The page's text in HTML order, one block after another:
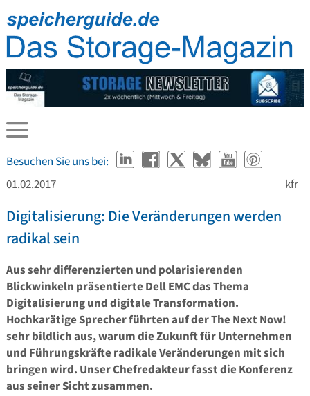
Besuchen Sie uns bei:
01.02.2017
kfr
Digitalisierung: Die Veränderungen werden
radikal sein
Aus sehr differenzierten und polarisierenden
Blickwinkeln präsentierte Dell EMC das Thema
Digitalisierung und digitale Transformation.
Hochkarätige Sprecher führten auf der The Next Now!
sehr bildlich aus, warum die Zukunft für Unternehmen
und Führungskräfte radikale Veränderungen mit sich
bringen wird. Unser Chefredakteur fasst die Konferenz
aus seiner Sicht zusammen.